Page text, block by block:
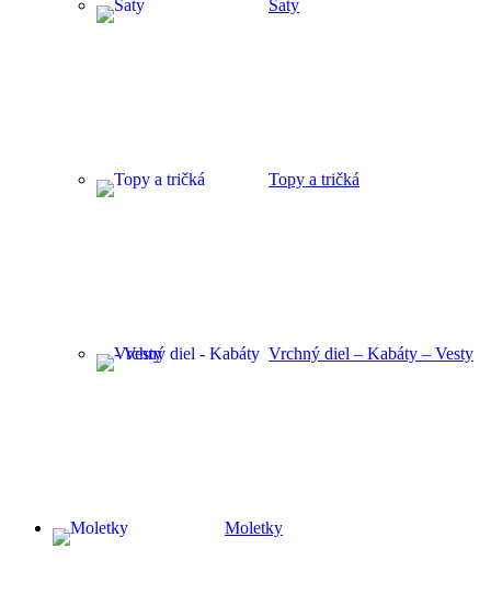
Šaty
Topy a tričká
Vrchný diel – Kabáty – Vesty
Moletky